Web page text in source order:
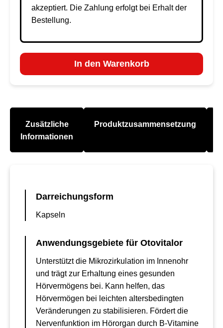
akzeptiert. Die Zahlung erfolgt bei Erhalt der
Bestellung.
In den Warenkorb
Zusätzliche
Informationen
Produktzusammensetzung
Darreichungsform
Kapseln
Anwendungsgebiete für Otovitalor
Unterstützt die Mikrozirkulation im Innenohr
und trägt zur Erhaltung eines gesunden
Hörvermögens bei. Kann helfen, das
Hörvermögen bei leichten altersbedingten
Veränderungen zu stabilisieren. Fördert die
Nervenfunktion im Hörorgan durch B-Vitamine